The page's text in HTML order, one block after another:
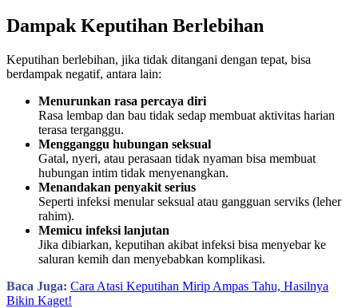
Dampak Keputihan Berlebihan
Keputihan berlebihan, jika tidak ditangani dengan tepat, bisa
berdampak negatif, antara lain:
Menurunkan rasa percaya diri
Rasa lembap dan bau tidak sedap membuat aktivitas harian
terasa terganggu.
Mengganggu hubungan seksual
Gatal, nyeri, atau perasaan tidak nyaman bisa membuat
hubungan intim tidak menyenangkan.
Menandakan penyakit serius
Seperti infeksi menular seksual atau gangguan serviks (leher
rahim).
Memicu infeksi lanjutan
Jika dibiarkan, keputihan akibat infeksi bisa menyebar ke
saluran kemih dan menyebabkan komplikasi.
Baca Juga: Cara Atasi Keputihan Mirip Ampas Tahu, Hasilnya
Bikin Kaget!